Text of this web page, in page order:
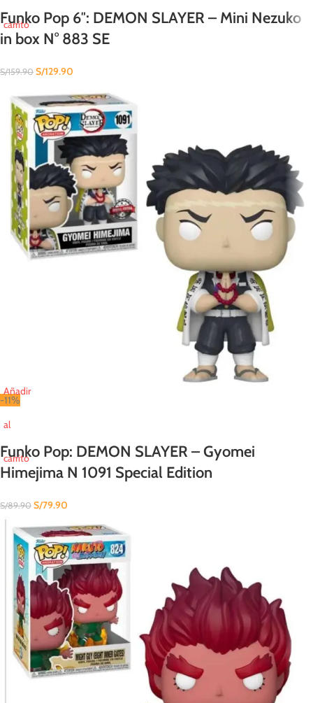
carrito
Funko Pop 6″: DEMON SLAYER – Mini Nezuko
in box N° 883 SE
S/159.90 S/129.90
-11%
Añadir
al
carrito
Funko Pop: DEMON SLAYER – Gyomei
Himejima N 1091 Special Edition
S/89.90 S/79.90